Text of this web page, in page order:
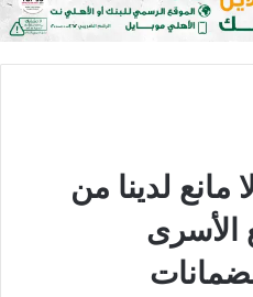
لدينا من
الأسرى